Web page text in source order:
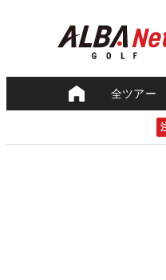
全ツアー